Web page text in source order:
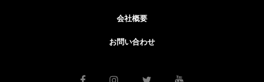
会社概要
お問い合わせ